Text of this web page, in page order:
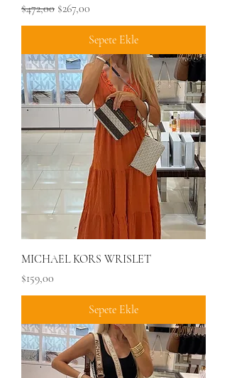
Normal Fiyat
$472,00 İndirimli Fiyat
$267,00
Sepete Ekle
MICHAEL KORS WRISLET
Fiyat
$159,00
Sepete Ekle